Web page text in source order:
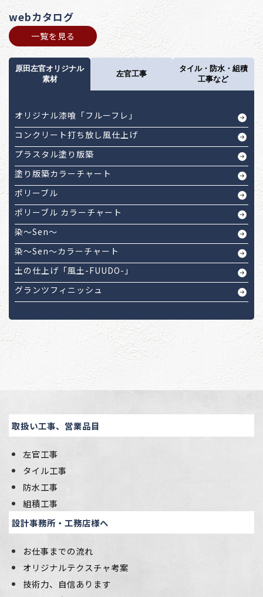
webカタログ
一覧を見る
原田左官オリジナル
素材
左官工事
タイル・防水・組積
工事など
オリジナル漆喰「フルーフレ」
コンクリート打ち放し風仕上げ
プラスタル塗り版築
塗り版築カラーチャート
ポリーブル
ポリーブル カラーチャート
染～Sen～
染～Sen～カラーチャート
土の仕上げ「風土-FUUDO-」
グランツフィニッシュ
取扱い工事、営業品目
左官工事
タイル工事
防水工事
組積工事
設計事務所・工務店様へ
お仕事までの流れ
オリジナルテクスチャ考案
技術力、自信あります